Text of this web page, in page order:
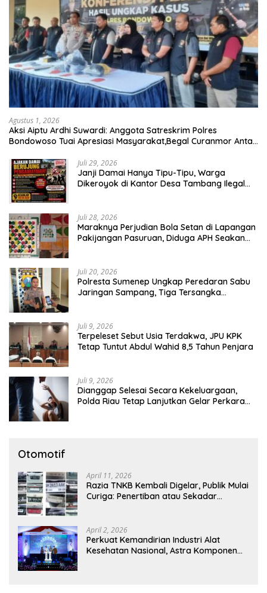
Agustus 1, 2026
Aksi Aiptu Ardhi Suwardi: Anggota Satreskrim Polres
Bondowoso Tuai Apresiasi Masyarakat,Begal Curanmor Antar
Juli 29, 2026
Janji Damai Hanya Tipu-Tipu, Warga
Dikeroyok di Kantor Desa Tambang Ilegal
Juli 28, 2026
Maraknya Perjudian Bola Setan di Lapangan
Pakijangan Pasuruan, Diduga APH Seakan
Juli 20, 2026
Polresta Sumenep Ungkap Peredaran Sabu
Jaringan Sampang, Tiga Tersangka
Juli 9, 2026
Terpeleset Sebut Usia Terdakwa, JPU KPK
Tetap Tuntut Abdul Wahid 8,5 Tahun Penjara
Juli 9, 2026
Dianggap Selesai Secara Kekeluargaan,
Polda Riau Tetap Lanjutkan Gelar Perkara
Otomotif
April 11, 2026
Razia TNKB Kembali Digelar, Publik Mulai
Curiga: Penertiban atau Sekadar
April 2, 2026
Perkuat Kemandirian Industri Alat
Kesehatan Nasional, Astra Komponen